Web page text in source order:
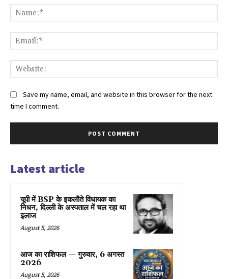
Save my name, email, and website in this browser for the next
time I comment.
Latest article
यूपी में BSP के इकलाैते विधायक का
निधन, दिल्ली के अस्पताल में चल रहा था
इलाज
August 5, 2026
आज का राशिफल — गुरुवार, 6 अगस्त
2026
August 5, 2026